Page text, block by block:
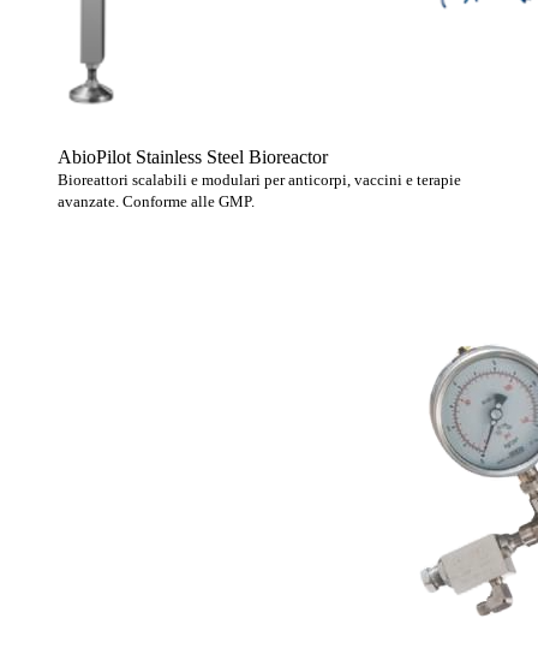
AbioPilot Stainless Steel Bioreactor
Bioreattori scalabili e modulari per anticorpi, vaccini e terapie
avanzate. Conforme alle GMP.